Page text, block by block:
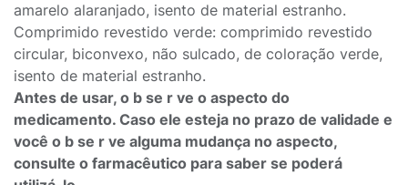
amarelo alaranjado, isento de material estranho.
Comprimido revestido verde: comprimido revestido
circular, biconvexo, não sulcado, de coloração verde,
isento de material estranho.
Antes de usar, o b se r ve o aspecto do
medicamento. Caso ele esteja no prazo de validade e
você o b se r ve alguma mudança no aspecto,
consulte o farmacêutico para saber se poderá